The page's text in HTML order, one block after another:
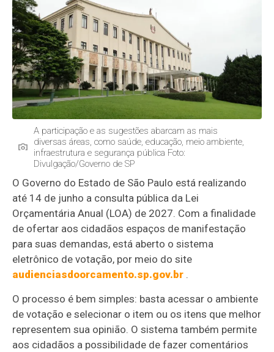
A participação e as sugestões abarcam as mais
diversas áreas, como saúde, educação, meio ambiente,
infraestrutura e segurança pública Foto:
Divulgação/Governo de SP
O Governo do Estado de São Paulo está realizando
até 14 de junho a consulta pública da Lei
Orçamentária Anual (LOA) de 2027. Com a finalidade
de ofertar aos cidadãos espaços de manifestação
para suas demandas, está aberto o sistema
eletrônico de votação, por meio do site
audienciasdoorcamento.sp.gov.br .
O processo é bem simples: basta acessar o ambiente
de votação e selecionar o item ou os itens que melhor
representem sua opinião. O sistema também permite
aos cidadãos a possibilidade de fazer comentários